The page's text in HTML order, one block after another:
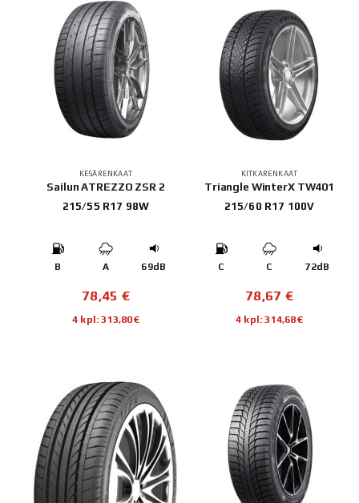
KESÄRENKAAT
Sailun ATREZZO ZSR 2
215/55 R17 98W
B A 69dB
78,45 €
4 kpl: 313,80€
KITKARENKAAT
Triangle WinterX TW401
215/60 R17 100V
C C 72dB
78,67 €
4 kpl: 314,68€